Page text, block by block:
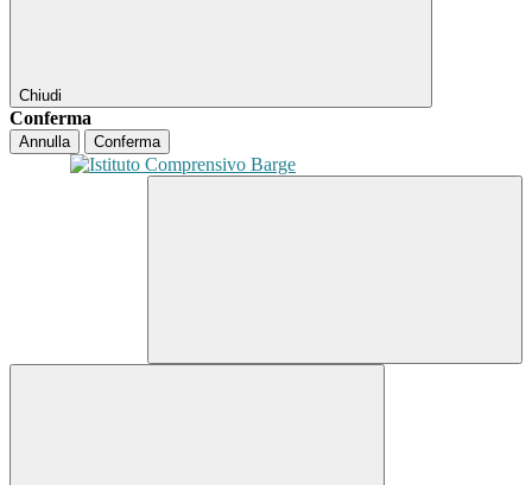
Chiudi
Conferma
Annulla Conferma